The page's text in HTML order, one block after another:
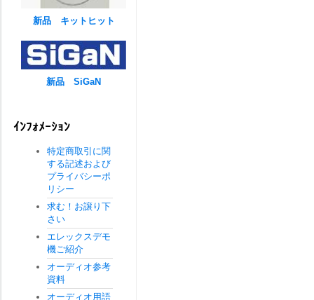
新品 キットヒット
新品 SiGaN
ｲﾝﾌｫﾒｰｼｮﾝ
特定商取引に関
する記述および
プライバシーポ
リシー
求む！お譲り下
さい
エレックスデモ
機ご紹介
オーディオ参考
資料
オーディオ用語